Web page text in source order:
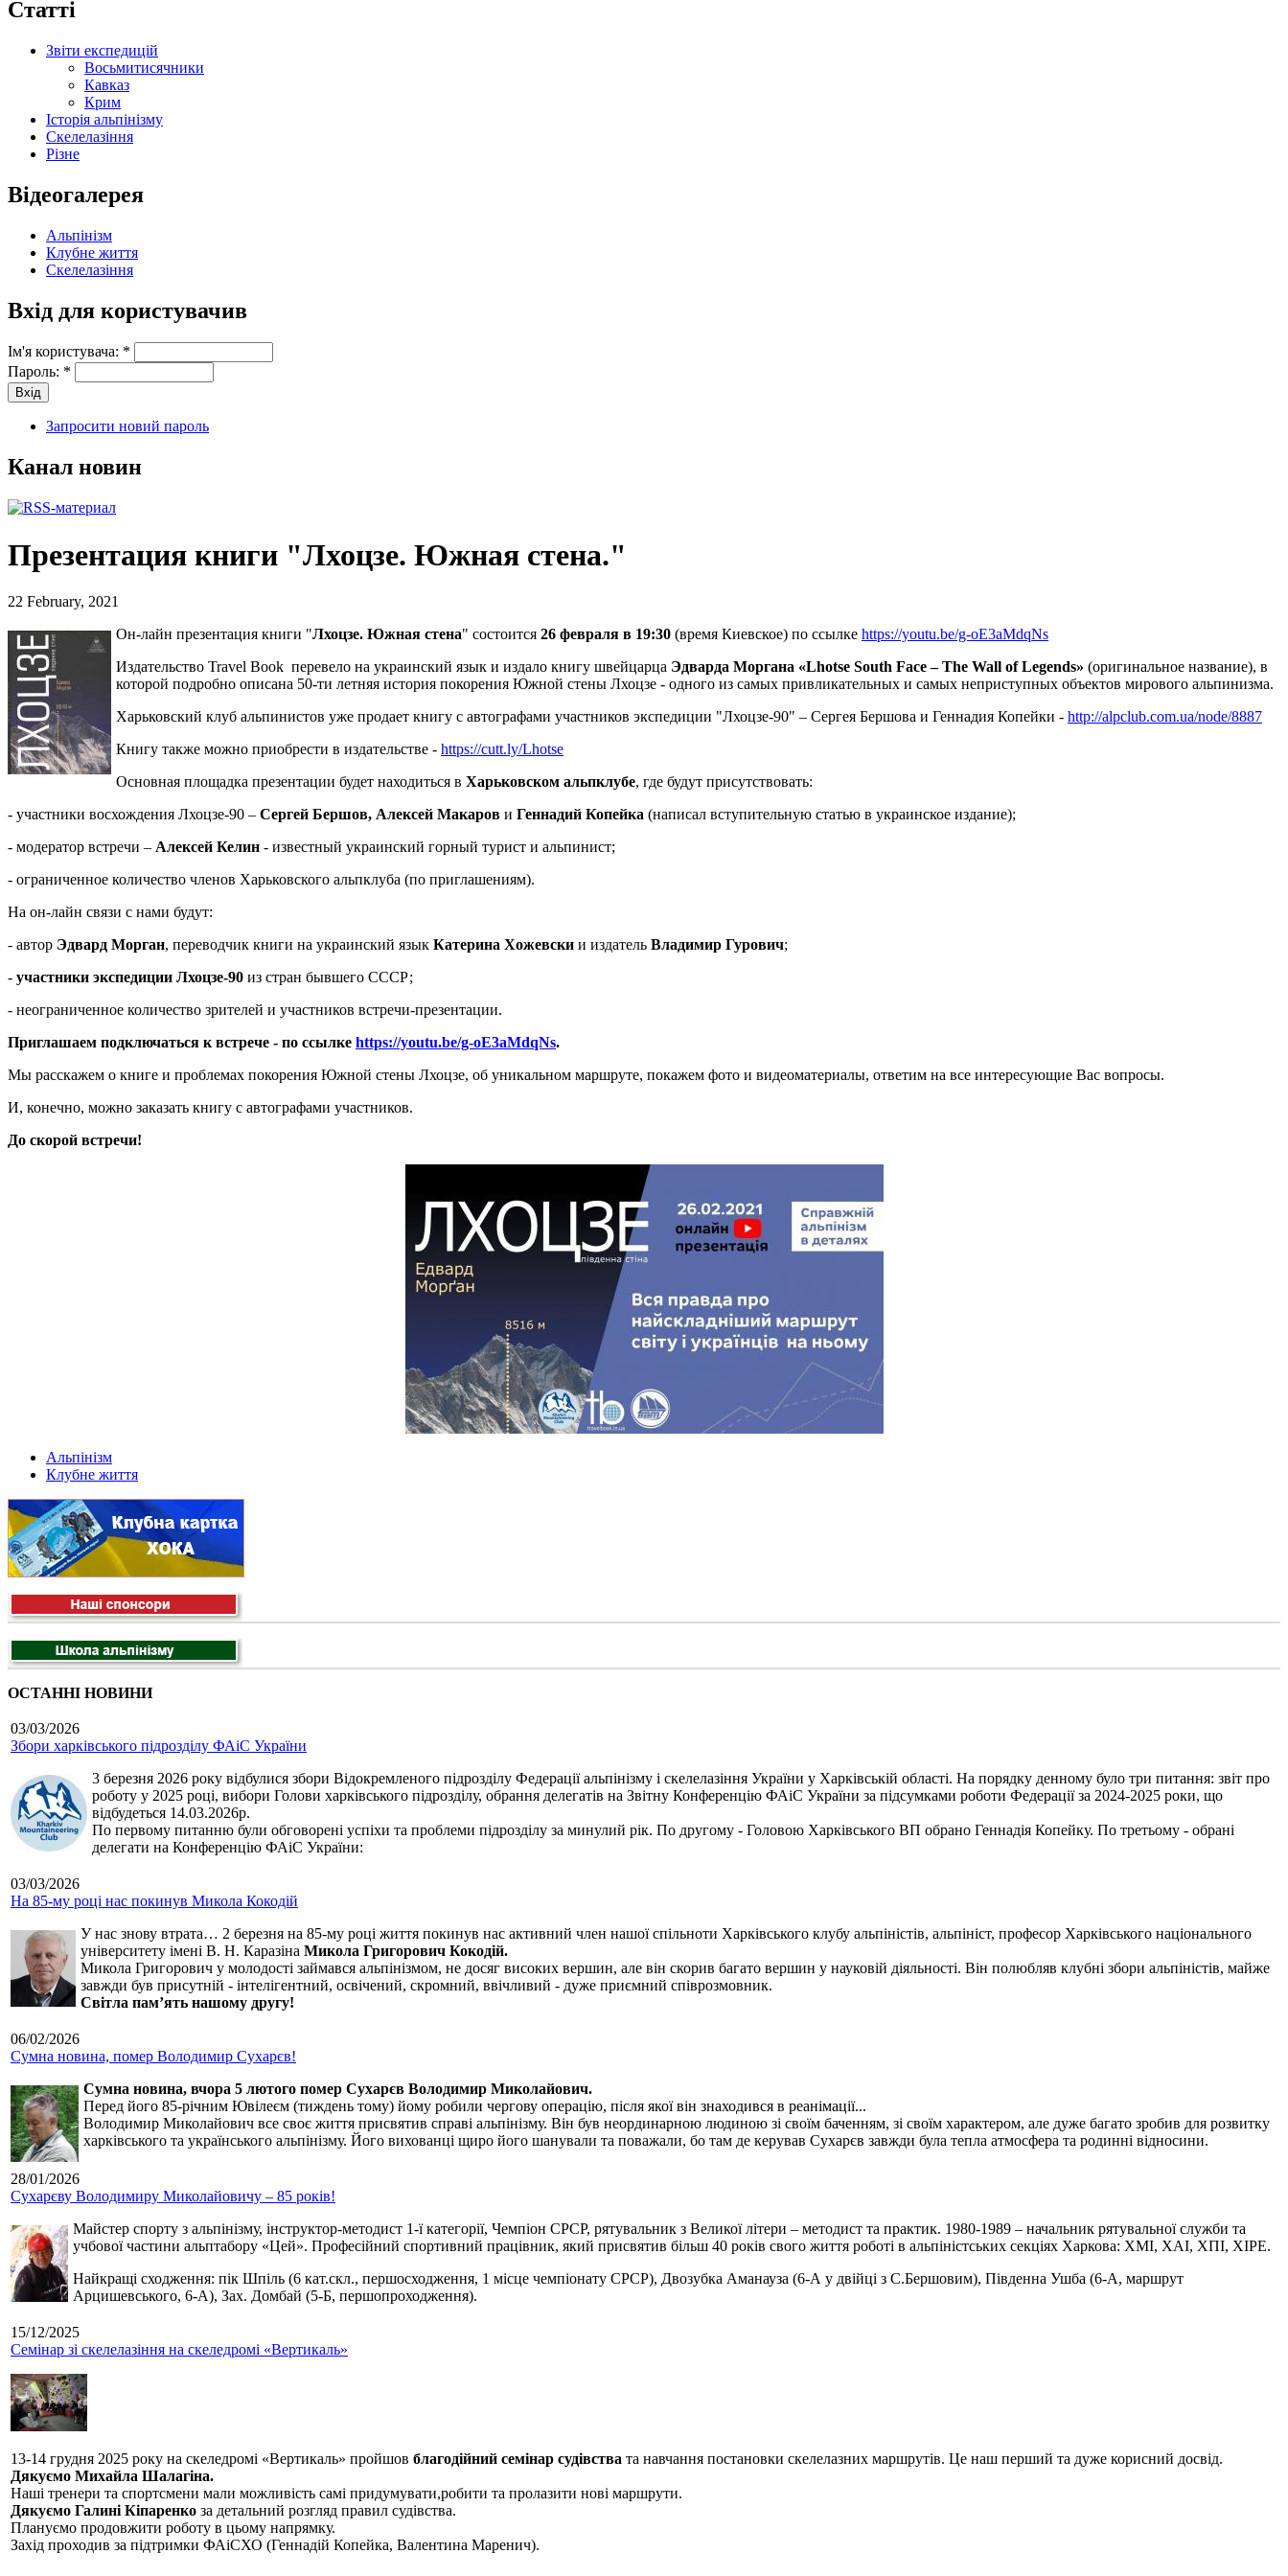
Статті
Звіти експедицій
Восьмитисячники
Кавказ
Крим
Історія альпінізму
Скелелазіння
Різне
Відеогалерея
Альпінізм
Клубне життя
Скелелазіння
Вхід для користувачив
Ім'я користувача: *
Пароль: *
Запросити новий пароль
Канал новин
Презентация книги "Лхоцзе. Южная стена."
22 February, 2021
Он-лайн презентация книги "Лхоцзе. Южная стена" состоится 26 февраля в 19:30 (время Киевское) по ссылке https://youtu.be/g-oE3aMdqNs
Издательство Travel Book перевело на украинский язык и издало книгу швейцарца Эдварда Моргана «Lhotse South Face – The Wall of Legends» (оригинальное название), в
которой подробно описана 50-ти летняя история покорения Южной стены Лхоцзе - одного из самых привликательных и самых неприступных объектов мирового альпинизма.
Харьковский клуб альпинистов уже продает книгу с автографами участников экспедиции "Лхоцзе-90" – Сергея Бершова и Геннадия Копейки - http://alpclub.com.ua/node/8887
Книгу также можно приобрести в издательстве - https://cutt.ly/Lhotse
Основная площадка презентации будет находиться в Харьковском альпклубе, где будут присутствовать:
- участники восхождения Лхоцзе-90 – Сергей Бершов, Алексей Макаров и Геннадий Копейка (написал вступительную статью в украинское издание);
- модератор встречи – Алексей Келин - известный украинский горный турист и альпинист;
- ограниченное количество членов Харьковского альпклуба (по приглашениям).
На он-лайн связи с нами будут:
- автор Эдвард Морган, переводчик книги на украинский язык Катерина Хожевски и издатель Владимир Гурович;
- участники экспедиции Лхоцзе-90 из стран бывшего СССР;
- неограниченное количество зрителей и участников встречи-презентации.
Приглашаем подключаться к встрече - по ссылке https://youtu.be/g-oE3aMdqNs.
Мы расскажем о книге и проблемах покорения Южной стены Лхоцзе, об уникальном маршруте, покажем фото и видеоматериалы, ответим на все интересующие Вас вопросы.
И, конечно, можно заказать книгу с автографами участников.
До скорой встречи!
Альпінізм
Клубне життя
ОСТАННІ НОВИНИ
03/03/2026
Збори харківського підрозділу ФАіС України
3 березня 2026 року відбулися збори Відокремленого підрозділу Федерації альпінізму і скелелазіння України у Харківській області. На порядку денному було три питання: звіт про
роботу у 2025 році, вибори Голови харківського підрозділу, обрання делегатів на Звітну Конференцію ФАіС України за підсумками роботи Федерації за 2024-2025 роки, що
відбудеться 14.03.2026р.
По первому питанню були обговорені успіхи та проблеми підрозділу за минулий рік. По другому - Головою Харківського ВП обрано Геннадія Копейку. По третьому - обрані
делегати на Конференцію ФАіС України:
03/03/2026
На 85-му році нас покинув Микола Кокодій
У нас знову втрата… 2 березня на 85-му році життя покинув нас активний член нашої спільноти Харківського клубу альпіністів, альпініст, професор Харківського національного
університету імені В. Н. Каразіна Микола Григорович Кокодій.
Микола Григорович у молодості займався альпінізмом, не досяг високих вершин, але він скорив багато вершин у науковій діяльності. Він полюбляв клубні збори альпіністів, майже
завжди був присутній - інтелігентний, освічений, скромний, ввічливий - дуже приємний співрозмовник.
Світла пам’ять нашому другу!
06/02/2026
Сумна новина, помер Володимир Сухарєв!
Сумна новина, вчора 5 лютого помер Сухарєв Володимир Миколайович.
Перед його 85-річним Ювілеєм (тиждень тому) йому робили чергову операцію, після якої він знаходився в реанімації...
Володимир Миколайович все своє життя присвятив справі альпінізму. Він був неординарною людиною зі своїм баченням, зі своїм характером, але дуже багато зробив для розвитку
харківського та українського альпінізму. Його вихованці щиро його шанували та поважали, бо там де керував Сухарєв завжди була тепла атмосфера та родинні відносини.
28/01/2026
Сухарєву Володимиру Миколайовичу – 85 років!
Майстер спорту з альпінізму, інструктор-методист 1-ї категорії, Чемпіон СРСР, рятувальник з Великої літери – методист та практик. 1980-1989 – начальник рятувальної служби та
учбової частини альптабору «Цей». Професійний спортивний працівник, який присвятив більш 40 років свого життя роботі в альпіністських секціях Харкова: ХМІ, ХАІ, ХПІ, ХІРЕ.
Найкращі сходження: пік Шпіль (6 кат.скл., першосходження, 1 місце чемпіонату СРСР), Двозубка Аманауза (6-А у двійці з С.Бершовим), Південна Ушба (6-А, маршрут
Арцишевського, 6-А), Зах. Домбай (5-Б, першопроходження).
15/12/2025
Семінар зі скелелазіння на скеледромі «Вертикаль»
13-14 грудня 2025 року на скеледромі «Вертикаль» пройшов благодійний семінар судівства та навчання постановки скелелазних маршрутів. Це наш перший та дуже корисний досвід.
Дякуємо Михайла Шалагіна.
Наші тренери та спортсмени мали можливість самі придумувати,робити та пролазити нові маршрути.
Дякуємо Галині Кіпаренко за детальний розгляд правил судівства.
Плануємо продовжити роботу в цьому напрямку.
Захід проходив за підтримки ФАіСХО (Геннадій Копейка, Валентина Маренич).